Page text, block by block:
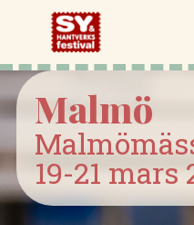
Malmö
19-21 mars